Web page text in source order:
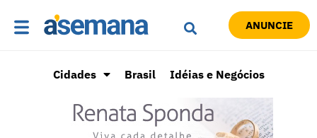
ANUNCIE
Cidades Brasil Idéias e Negócios